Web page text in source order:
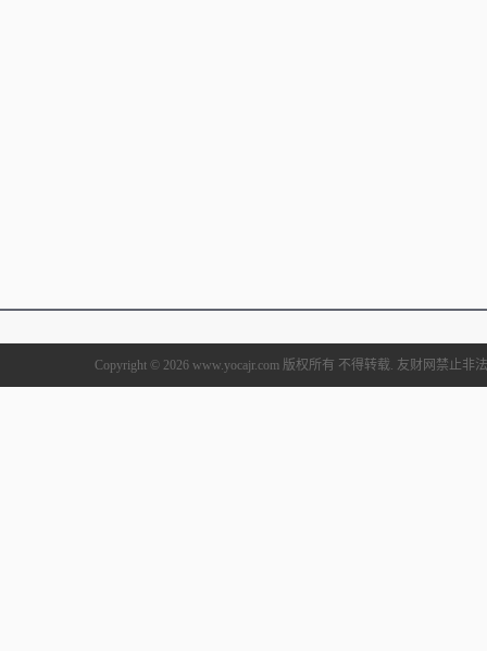
Copyright © 2026 www.yocajr.com 版权所有 不得转载. 友财网禁止非